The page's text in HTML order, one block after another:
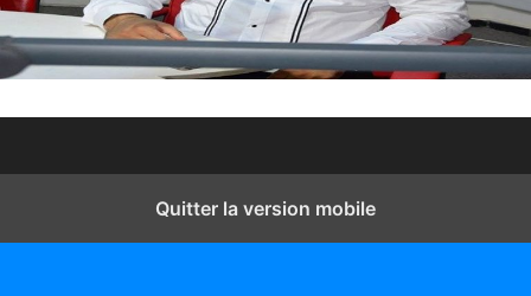
Quitter la version mobile